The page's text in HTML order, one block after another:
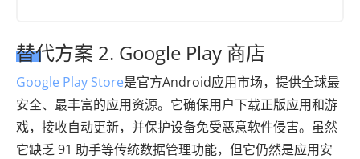
替代方案 2. Google Play 商店
Google Play Store是官方Android应用市场，提供全球最
安全、最丰富的应用资源。它确保用户下载正版应用和游
戏，接收自动更新，并保护设备免受恶意软件侵害。虽然
它缺乏 91 助手等传统数据管理功能，但它仍然是应用安